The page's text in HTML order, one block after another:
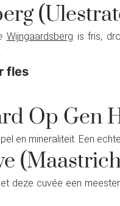
Wijngaardsberg is fris,
fles
Op Gen
en mineraliteit. Een
deze cuvée een